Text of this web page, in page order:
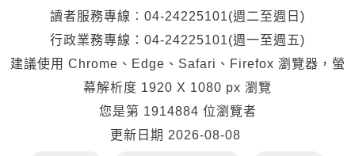
位
置
讀者服務專線︰04-24225101(週二至週日)
行政業務專線：04-24225101(週一至週五)
建議使用 Chrome、Edge、Safari、Firefox 瀏覽器，螢
幕解析度 1920 X 1080 px 瀏覽
您是第 1914884 位瀏覽者
更新日期 2026-08-08